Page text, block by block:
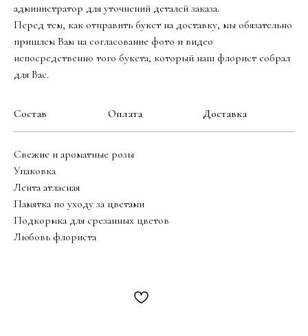
администратор для уточнений деталей заказа.
Перед тем, как отправить букет на доставку, мы обязательно
пришлем Вам на согласование фото и видео
непосредственно того букета, который наш флорист собрал
для Вас.
Состав Оплата Доставка
Свежие и ароматные розы
Упаковка
Лента атласная
Памятка по уходу за цветами
Подкормка для срезанных цветов
Любовь флориста